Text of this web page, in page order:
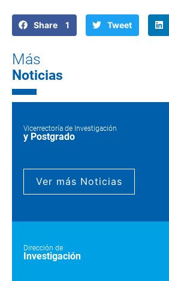
Share 1 Tweet
Más
Noticias
Vicerrectoría de Investigación
y Postgrado
Ver más Noticias
Dirección de
Investigación